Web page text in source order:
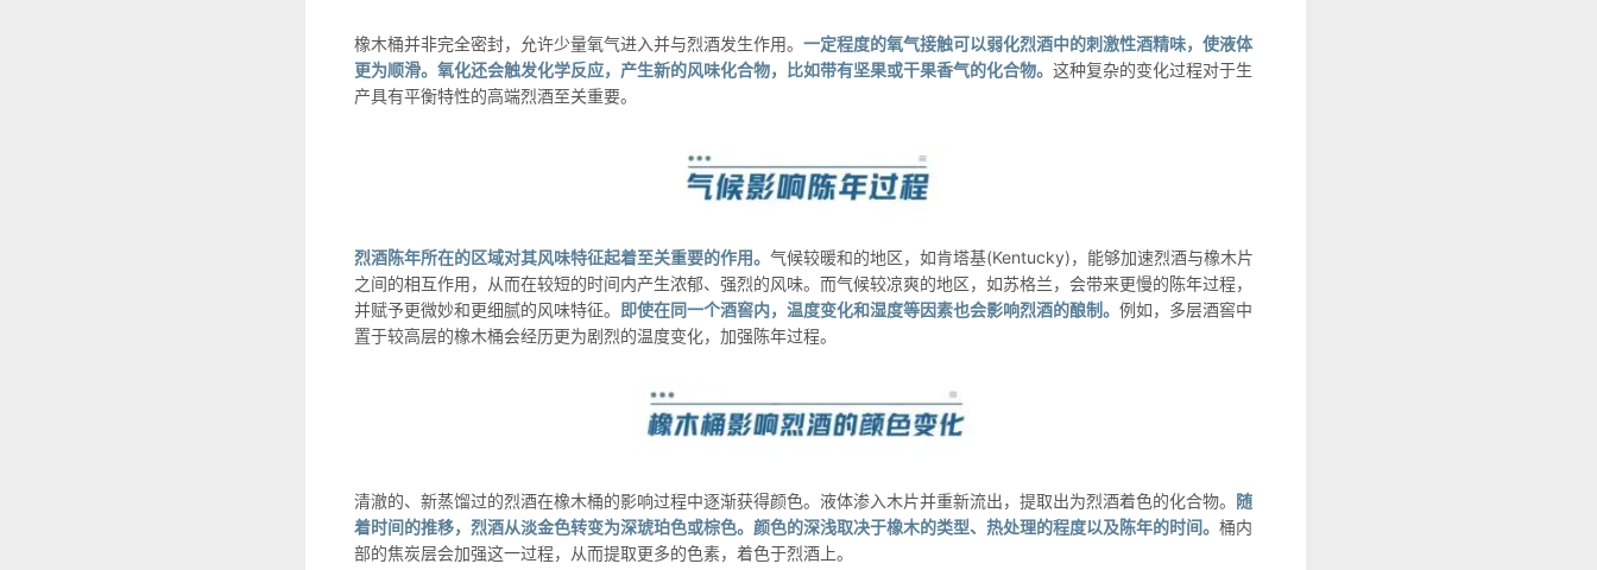
橡木桶并非完全密封，允许少量氧气进入并与烈酒发生作用。 一定程度的氧气接触可以弱化烈酒中的刺激性酒精味，使液体
更为顺滑。氧化还会触发化学反应，产生新的风味化合物，比如带有坚果或干果香气的化合物。 这种复杂的变化过程对于生
产具有平衡特性的高端烈酒至关重要。
烈酒陈年所在的区域对其风味特征起着至关重要的作用。 气候较暖和的地区，如肯塔基(Kentucky)，能够加速烈酒与橡木片
之间的相互作用，从而在较短的时间内产生浓郁、强烈的风味。而气候较凉爽的地区，如苏格兰，会带来更慢的陈年过程，
并赋予更微妙和更细腻的风味特征。 即使在同一个酒窖内，温度变化和湿度等因素也会影响烈酒的酿制。 例如，多层酒窖中
置于较高层的橡木桶会经历更为剧烈的温度变化，加强陈年过程。
清澈的、新蒸馏过的烈酒在橡木桶的影响过程中逐渐获得颜色。液体渗入木片并重新流出，提取出为烈酒着色的化合物。 随
着时间的推移，烈酒从淡金色转变为深琥珀色或棕色。颜色的深浅取决于橡木的类型、热处理的程度以及陈年的时间。 桶内
部的焦炭层会加强这一过程，从而提取更多的色素，着色于烈酒上。